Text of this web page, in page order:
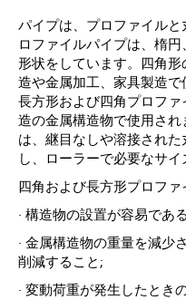
パイプは、プロファイル
ロファイルパイプは、楕
形状をしています。四角
造や金属加工、家具製造
長方形および四角プロフ
造の金属構造物で使用さ
は、継目なしや溶接され
し、ローラーで必要なサイ
四角および長方形プロフ
· 構造物の設置が容易であ
· 金属構造物の重量を減少
削減すること;
· 変動荷重が発生したとき